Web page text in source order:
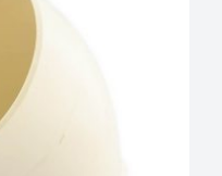
de Desague